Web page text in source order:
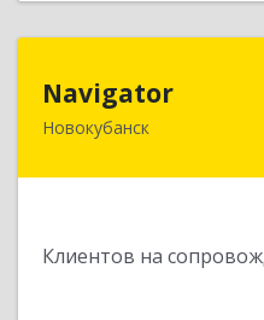
Navigator
Новокубанск
Клиентов на
352240,